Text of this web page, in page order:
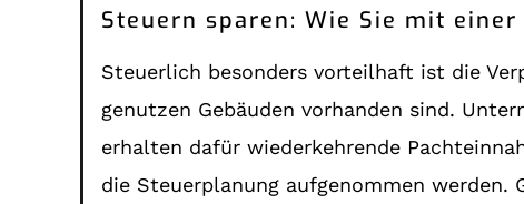
Steuern sparen: Wie Sie mit
Steuerlich besonders vorteilhaft ist die
genutzen Gebäuden vorhanden sind.
erhalten dafür wiederkehrende
die Steuerplanung aufgenommen